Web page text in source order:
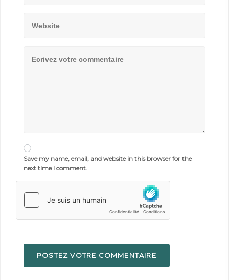
Save my name, email, and website in this browser for the
next time I comment.